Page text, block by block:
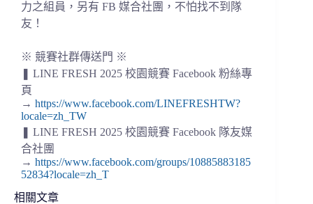
力之組員，另有 FB 媒合社團，不怕找不到隊
友！
※ 競賽社群傳送門 ※
❚ LINE FRESH 2025 校園競賽 Facebook 粉絲專
頁
→ https://www.facebook.com/LINEFRESHTW?
locale=zh_TW
❚ LINE FRESH 2025 校園競賽 Facebook 隊友媒
合社團
→ https://www.facebook.com/groups/10885883185
52834?locale=zh_T
相關文章